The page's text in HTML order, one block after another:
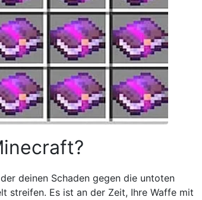
deinen Schaden gegen die untoten
streifen. Es ist an der Zeit, Ihre Waffe mit